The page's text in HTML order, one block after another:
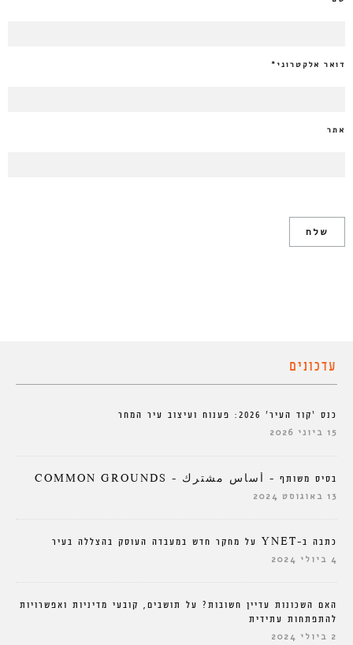
דואר אלקטרוני *
אתר
עדכונים
כנס ‘קוד העיר’ 2026: פענוח ועיצוב עיר המחר
15 ביוני 2026
בסיס משותף – أساس مشترك – COMMON GROUNDS
13 באוגוסט 2024
כתבה ב-YNET על מחקר חדש במעבדה העוסק בהצללה בעיר
4 ביולי 2024
האם השכונות עדיין חשובות? על תושבים, קובעי מדיניות ואפשרויות
להתפתחות עתידית
2 ביולי 2024